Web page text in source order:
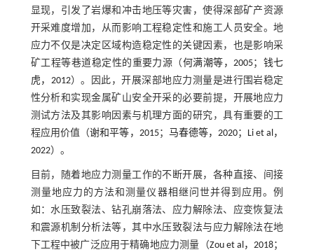
显现，引发了岩爆和冲击地压等灾害，使得深部矿产资源
开采难度增加，从而影响工程稳定性和施工人员安全。地
应力不仅是决定区域构造稳定性的关键因素，也是影响采
矿工程等巷道稳定性的重要力源（何满潮等，2005； 钱七
虎，2012）。因此，开展深部地应力测量是进行围岩稳定
性分析和实现金属矿山安全开采的必要前提，开展地应力
测试方法及其影响因素与机理方面的研究，具有重要的工
程应用价值（谢和平等，2015； 马春德等，2020； Li et al，
2022）。
目前，随着地应力测量工作的不断开展，各种直接、间接
测量地应力的方法和测量仪器相继问世并得到应用。例
如：水压致裂法、钻孔崩落法、应力解除法、应变恢复法
和震源机制分析法等，其中水压致裂法与应力解除法在地
下工程中被广泛应用于精确地应力测量（Zou et al，2018；